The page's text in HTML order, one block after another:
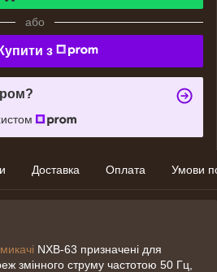
або
Купити з
Доставка Оплата Умови
NXB-63 призначені для
змінного струму частотою 50 Гц,